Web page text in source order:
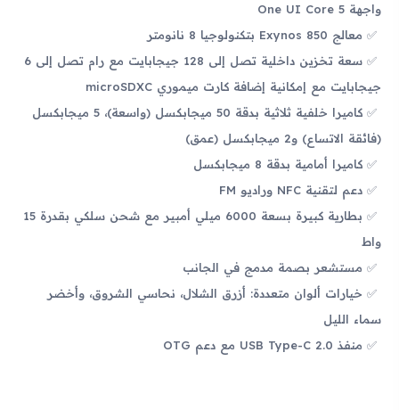
واجهة One UI Core 5
معالج Exynos 850 بتكنولوجيا 8 نانومتر
سعة تخزين داخلية تصل إلى 128 جيجابايت مع رام تصل إلى 6
جيجابايت مع إمكانية إضافة كارت ميموري microSDXC
كاميرا خلفية ثلاثية بدقة 50 ميجابكسل (واسعة)، 5 ميجابكسل
(فائقة الاتساع) و2 ميجابكسل (عمق)
كاميرا أمامية بدقة 8 ميجابكسل
دعم لتقنية NFC وراديو FM
بطارية كبيرة بسعة 6000 ميلي أمبير مع شحن سلكي بقدرة 15
واط
مستشعر بصمة مدمج في الجانب
خيارات ألوان متعددة: أزرق الشلال، نحاسي الشروق، وأخضر
سماء الليل
منفذ USB Type-C 2.0 مع دعم OTG